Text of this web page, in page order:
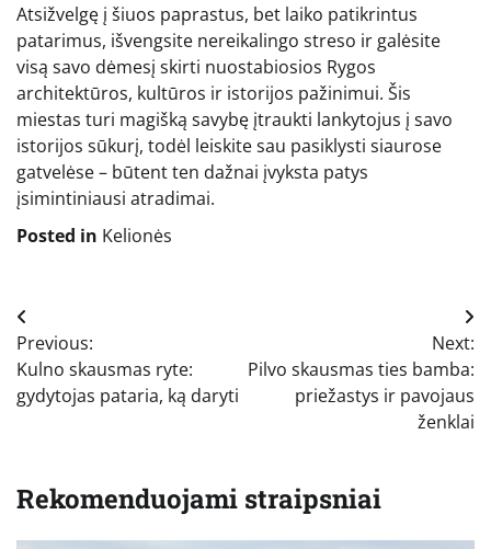
Atsižvelgę į šiuos paprastus, bet laiko patikrintus
patarimus, išvengsite nereikalingo streso ir galėsite
visą savo dėmesį skirti nuostabiosios Rygos
architektūros, kultūros ir istorijos pažinimui. Šis
miestas turi magišką savybę įtraukti lankytojus į savo
istorijos sūkurį, todėl leiskite sau pasiklysti siaurose
gatvelėse – būtent ten dažnai įvyksta patys
įsimintiniausi atradimai.
Posted in Kelionės
Navigacija
tarp
įrašų
Previous:
Kulno skausmas ryte:
gydytojas pataria, ką daryti
Next:
Pilvo skausmas ties bamba:
priežastys ir pavojaus
ženklai
Rekomenduojami straipsniai